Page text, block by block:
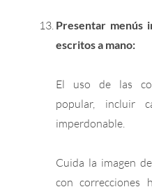
Presentar menús
escritos a mano:
El uso de las
popular, incluir
imperdonable.
Cuida la imagen
con correcciones